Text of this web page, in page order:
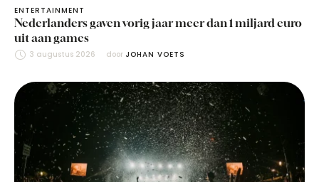
ENTERTAINMENT
Nederlanders gaven vorig jaar meer dan 1 miljard euro
uit aan games
3 augustus 2026 door JOHAN VOETS